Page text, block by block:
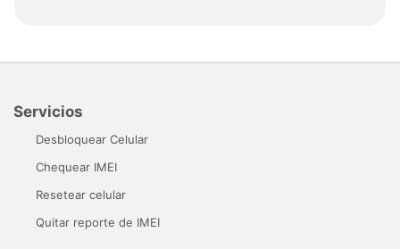
Servicios
Desbloquear Celular
Chequear IMEI
Resetear celular
Quitar reporte de IMEI